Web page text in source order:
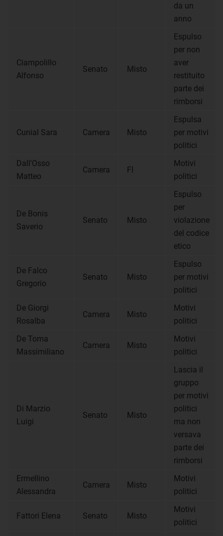
da un
anno
Ciampolillo
Alfonso
Senato Misto
Espulso
per non
aver
restituito
parte dei
rimborsi
Cunial Sara Camera Misto
Espulsa
per motivi
politici
Dall'Osso
Matteo
Camera FI
Motivi
politici
De Bonis
Saverio
Senato Misto
Espulso
per
violazione
del codice
etico
De Falco
Gregorio
Senato Misto
Espulso
per motivi
politici
De Giorgi
Rosalba
Camera Misto
Motivi
politici
De Toma
Massimiliano
Camera Misto
Motivi
politici
Di Marzio
Luigi
Senato Misto
Lascia il
gruppo
per motivi
politici
ma non
versava
parte dei
rimborsi
Ermellino
Alessandra
Camera Misto
Motivi
politici
Fattori Elena Senato Misto
Motivi
politici